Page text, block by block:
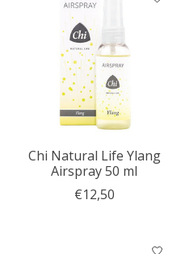
Chi Natural Life Ylang
Airspray 50 ml
€12,50